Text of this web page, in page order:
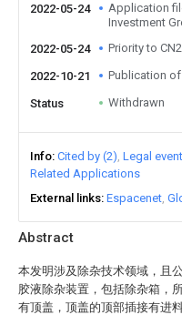
Abstract
本发明涉及除杂技术领域，且
胶液除杂装置，包括除杂箱，
有顶盖，顶盖的顶部插接有进
2022-05-24
Application
Investment
2022-05-24
Priority to
2022-10-21 Publication
Status Withdrawn
Info Cited by (2) Legal
Related Applications
External links Espacenet